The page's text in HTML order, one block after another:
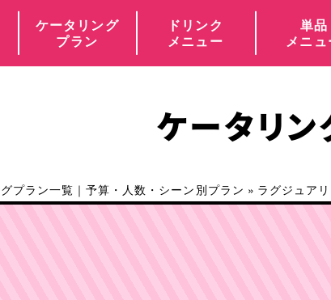
ケータリング
プラン
ドリンク
メニュー
単品
メニュ
ケータリン
プラン一覧｜予算・人数・シーン別プラン » ラグジュア